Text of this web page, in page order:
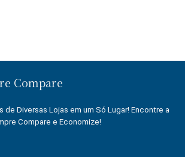
Compare
Diversas Lojas em um Só Lugar! Encontre a
Compare e Economize!